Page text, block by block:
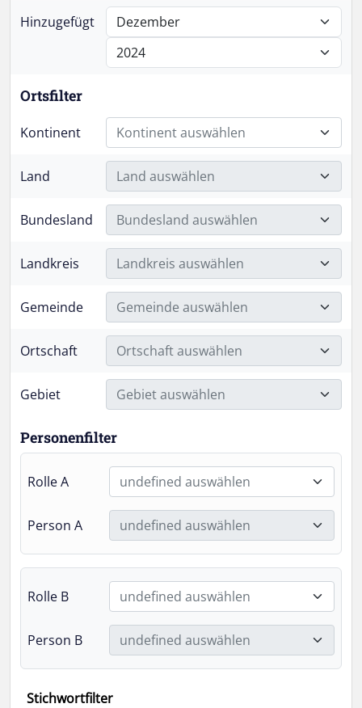
Hinzugefügt
Ortsfilter
Kontinent Kontinent auswählen
Land Land auswählen
Bundesland Bundesland auswählen
Landkreis Landkreis auswählen
Gemeinde Gemeinde auswählen
Ortschaft Ortschaft auswählen
Gebiet Gebiet auswählen
Personenfilter
Rolle A undefined auswählen
Person A undefined auswählen
Rolle B undefined auswählen
Person B undefined auswählen
Stichwortfilter